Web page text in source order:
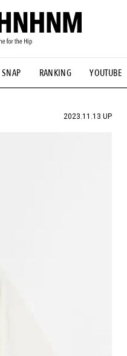
SNAP RANKING YOUTUBE
#マイナーグッド図鑑
#FASHION #MUSIC
2023.11.13 UP